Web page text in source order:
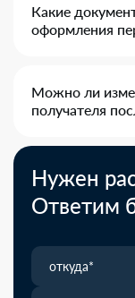
Какие
оформления
Можно ли
получателя
Нужен
Ответим